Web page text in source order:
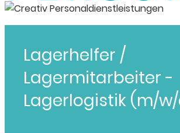
Lagerhelfer /
Lagermitarbeiter -
Lagerlogistik (m/